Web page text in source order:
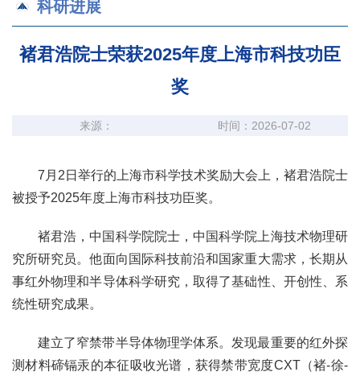
科研进展
褚君浩院士荣获2025年度上海市科技功臣
奖
来源： 时间：2026-07-02
7月2日举行的上海市科学技术奖励大会上，褚君浩院士
被授予2025年度上海市科技功臣奖。
褚君浩，中国科学院院士，中国科学院上海技术物理研
究所研究员。他面向国际科技前沿和国家重大需求，长期从
事红外物理和半导体科学研究，取得了基础性、开创性、系
统性研究成果。
建立了窄禁带半导体物理学体系。发现最重要的红外探
测材料碲镉汞的本征吸收光谱，获得禁带宽度CXT（褚-徐-